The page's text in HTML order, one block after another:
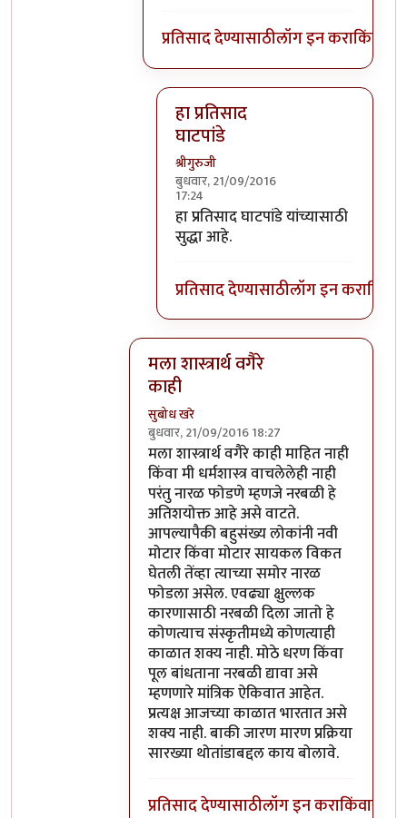
प्रतिसाद देण्यासाठीलॉग इन कराकिंवा
हा प्रतिसाद
घाटपांडे
श्रीगुरुजी
बुधवार, 21/09/2016
17:24
In reply toOk. Sorry. नारळाची शेंडी व
हा प्रतिसाद घाटपांडे यांच्यासाठी
सुद्धा आहे.
प्रतिसाद देण्यासाठीलॉग इन कराकिंवा
मला शास्त्रार्थ वगैरे
काही
सुबोध खरे
बुधवार, 21/09/2016 18:27
In reply toआत्मबंधवाल्यानी `कोहळा म्हणजे
मला शास्त्रार्थ वगैरे काही माहित नाही
किंवा मी धर्मशास्त्र वाचलेलेही नाही
परंतु नारळ फोडणे म्हणजे नरबळी हे
अतिशयोक्त आहे असे वाटते.
आपल्यापैकी बहुसंख्य लोकांनी नवी
मोटार किंवा मोटार सायकल विकत
घेतली तेंव्हा त्याच्या समोर नारळ
फोडला असेल. एवढ्या क्षुल्लक
कारणासाठी नरबळी दिला जातो हे
कोणत्याच संस्कृतीमध्ये कोणत्याही
काळात शक्य नाही. मोठे धरण किंवा
पूल बांधताना नरबळी द्यावा असे
म्हणणारे मांत्रिक ऐकिवात आहेत.
प्रत्यक्ष आजच्या काळात भारतात असे
शक्य नाही. बाकी जारण मारण प्रक्रिया
सारख्या थोतांडाबद्दल काय बोलावे.
प्रतिसाद देण्यासाठीलॉग इन कराकिंवा